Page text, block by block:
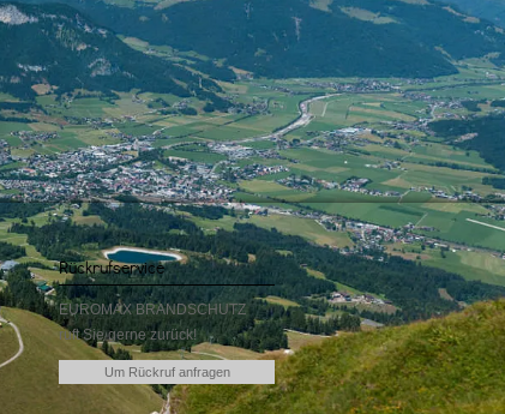
Rückrufservice
EUROMAX BRANDSCHUTZ
ruft Sie gerne zurück!
Um Rückruf anfragen